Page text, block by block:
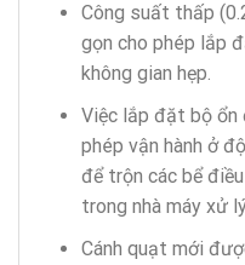
Công suất thấp
gọn cho phép lắp
không gian hẹp.
Việc lắp đặt bộ ổn
phép vận hành ở
để trộn các bể
trong nhà máy xử
Cánh quạt mới